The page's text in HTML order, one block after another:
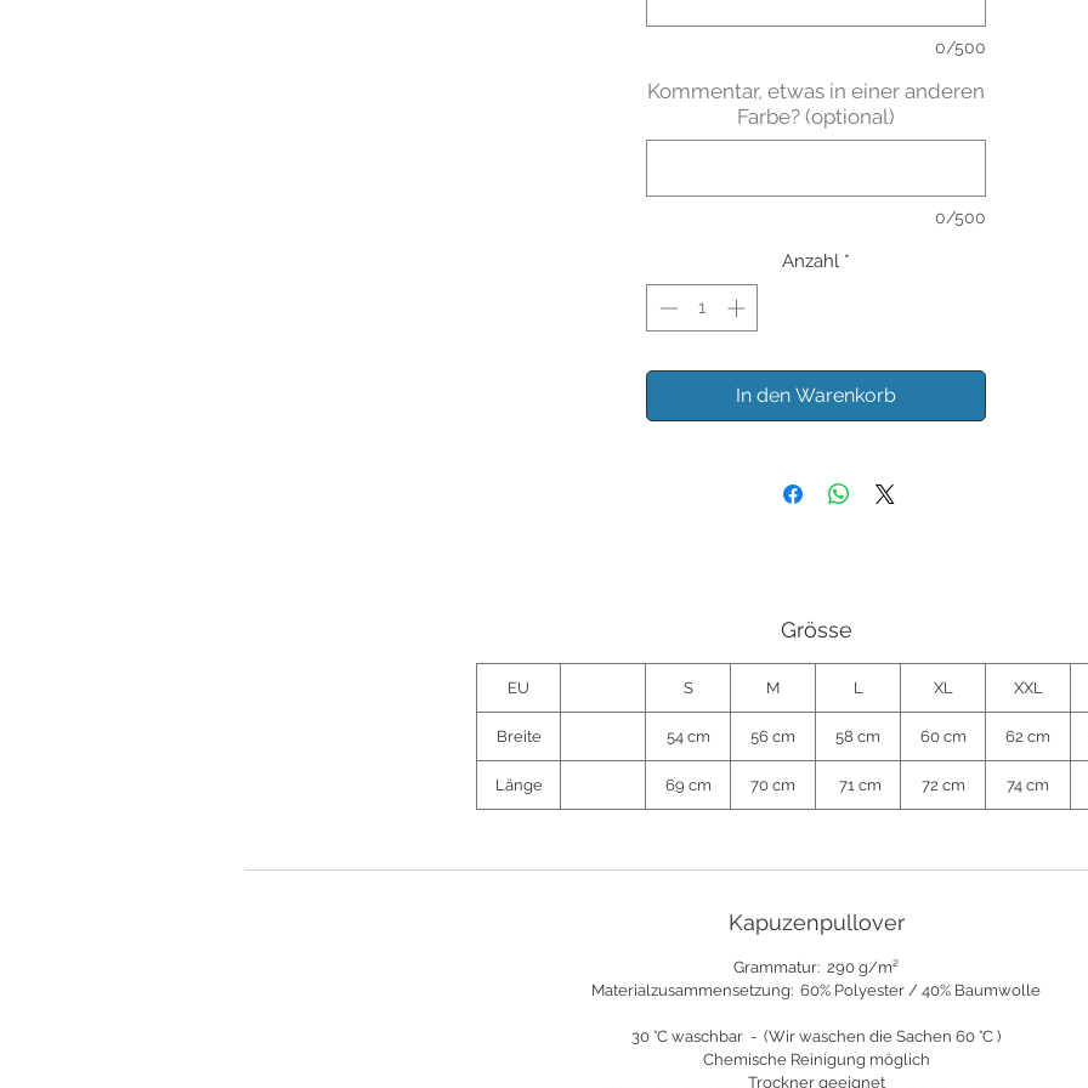
0/500
Kommentar, etwas in einer anderen
Farbe? (optional)
0/500
Anzahl *
In den Warenkorb
Grösse
EU S M L XL XXL
Breite 54 cm 56 cm 58 cm 60 cm 62 cm
Länge 69 cm 70 cm 71 cm 72 cm 74 cm
Kapuzenpullover
Grammatur: 290 g/m²
Materialzusammensetzung: 60% Polyester / 40% Baumwolle
30 °C waschbar - (Wir waschen die Sachen 60 °C )
Chemische Reinigung möglich
Trockner geeignet